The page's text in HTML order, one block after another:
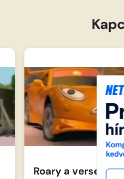
Roary a